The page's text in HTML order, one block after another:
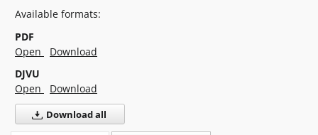
Available formats:
PDF
Open
Download
DJVU
Open
Download
Download all